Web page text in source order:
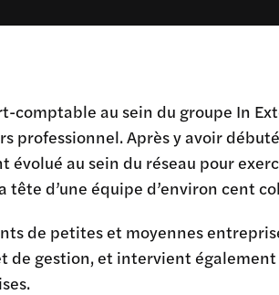
comptable au sein du groupe In
professionnel. Après y avoir
évolué au sein du réseau pour
tête d’une équipe d’environ cent
de petites et moyennes
de gestion, et intervient également